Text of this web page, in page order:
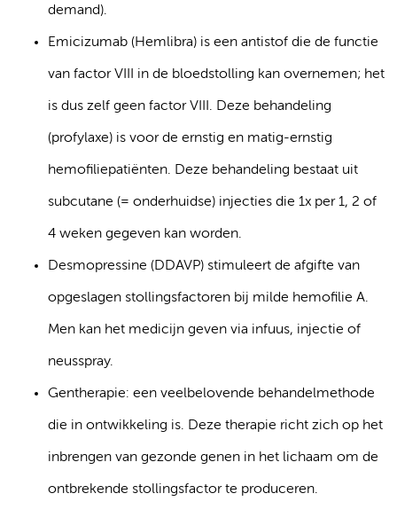
demand).
Emicizumab (Hemlibra) is een antistof die de functie
van factor VIII in de bloedstolling kan overnemen; het
is dus zelf geen factor VIII. Deze behandeling
(profylaxe) is voor de ernstig en matig-ernstig
hemofiliepatiënten. Deze behandeling bestaat uit
subcutane (= onderhuidse) injecties die 1x per 1, 2 of
4 weken gegeven kan worden.
Desmopressine (DDAVP) stimuleert de afgifte van
opgeslagen stollingsfactoren bij milde hemofilie A.
Men kan het medicijn geven via infuus, injectie of
neusspray.
Gentherapie: een veelbelovende behandelmethode
die in ontwikkeling is. Deze therapie richt zich op het
inbrengen van gezonde genen in het lichaam om de
ontbrekende stollingsfactor te produceren.